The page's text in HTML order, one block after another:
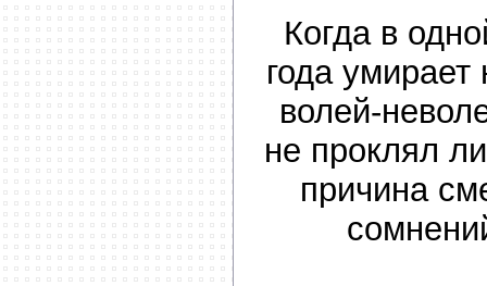
Когда в
года умирает
волей-
не проклял
причина